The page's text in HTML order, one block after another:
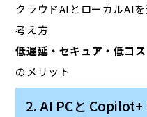
クラウドAIとローカルAI
考え方
低遅延・セキュア・低コ
のメリット
2. AI PCと